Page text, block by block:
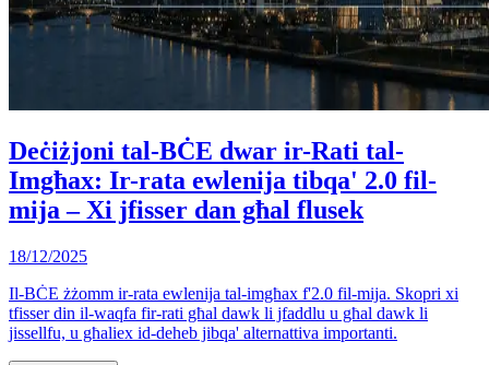
Deċiżjoni tal-BĊE dwar ir-Rati tal-
Imgħax: Ir-rata ewlenija tibqa' 2.0 fil-
mija – Xi jfisser dan għal flusek
18/12/2025
Il-BĊE żżomm ir-rata ewlenija tal-imgħax f'2.0 fil-mija. Skopri xi
tfisser din il-waqfa fir-rati għal dawk li jfaddlu u għal dawk li
jissellfu, u għaliex id-deheb jibqa' alternattiva importanti.